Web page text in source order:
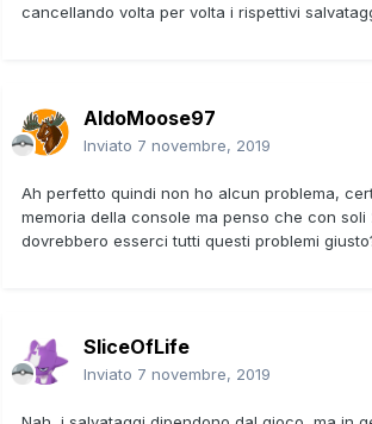
cancellando volta per volta i rispettivi
AldoMoose97
Inviato 7 novembre, 2019
Ah perfetto quindi non ho alcun problema,
memoria della console ma penso che con
dovrebbero esserci tutti questi problemi
SliceOfLife
Inviato 7 novembre, 2019